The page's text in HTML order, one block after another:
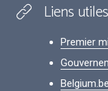
Liens utiles
Premier
Belgium.be